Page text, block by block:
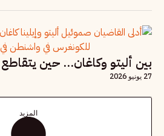
بين أليتو وكاغان… حين
27 يونيو 2026
المزيد